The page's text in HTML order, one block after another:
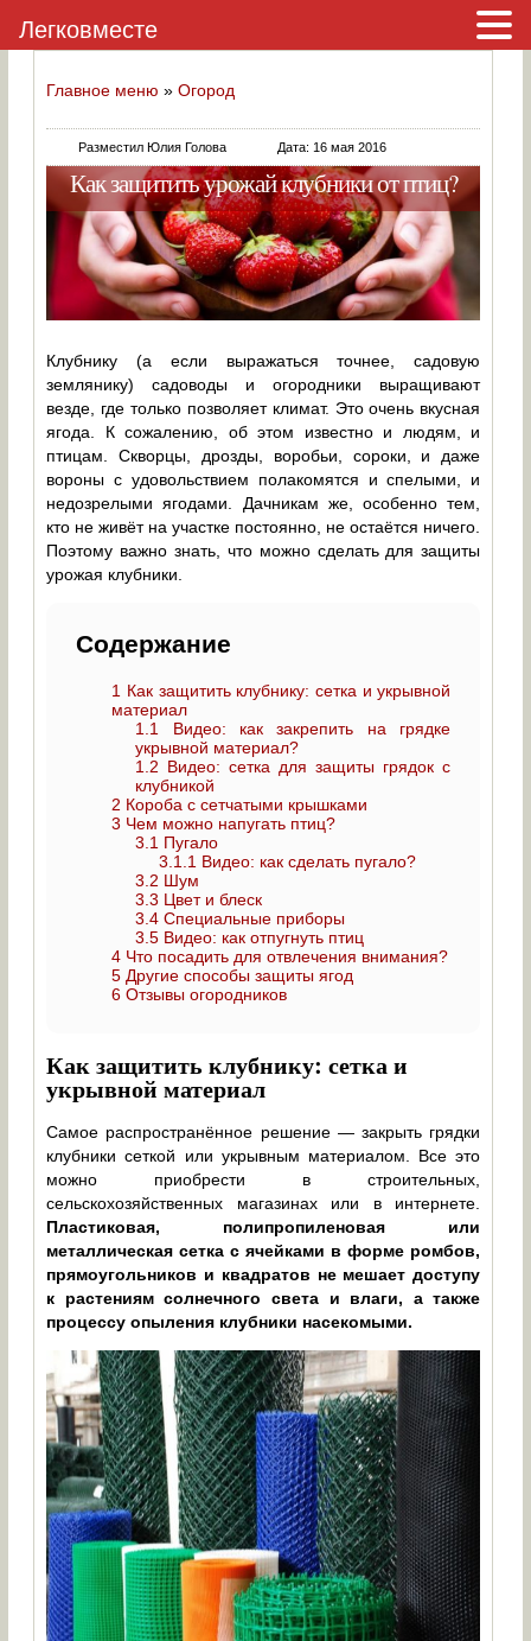
Главное меню »Огород
Разместил Юлия Голова Дата: 16 мая 2016
Как защитить урожай клубники от птиц?
Клубнику (а если выражаться точнее, садовую
землянику) садоводы и огородники выращивают
везде, где только позволяет климат. Это очень вкусная
ягода. К сожалению, об этом известно и людям, и
птицам. Скворцы, дрозды, воробьи, сороки, и даже
вороны с удовольствием полакомятся и спелыми, и
недозрелыми ягодами. Дачникам же, особенно тем,
кто не живёт на участке постоянно, не остаётся ничего.
Поэтому важно знать, что можно сделать для защиты
урожая клубники.
Содержание
1 Как защитить клубнику: сетка и укрывной
материал
1.1
Видео: как закрепить на грядке
укрывной материал?
1.2 Видео: сетка для защиты грядок с
клубникой
2 Короба с сетчатыми крышками
3 Чем можно напугать птиц?
3.1 Пугало
3.1.1 Видео: как сделать пугало?
3.2 Шум
3.3 Цвет и блеск
3.4 Специальные приборы
3.5 Видео: как отпугнуть птиц
4 Что посадить для отвлечения внимания?
5 Другие способы защиты ягод
6 Отзывы огородников
Как защитить клубнику: сетка и
укрывной материал
Самое распространённое решение — закрыть грядки
клубники сеткой или укрывным материалом. Все это
можно приобрести в строительных,
сельскохозяйственных магазинах или в интернете.
Пластиковая, полипропиленовая или
металлическая сетка с ячейками в форме ромбов,
прямоугольников и квадратов не мешает доступу
к растениям солнечного света и влаги, а также
процессу опыления клубники насекомыми.
Легковместе